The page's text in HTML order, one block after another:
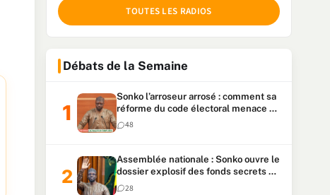
TOUTES LES RADIOS
Débats de la Semaine
Sonko l’arroseur arrosé : comment sa
réforme du code électoral menace sa
candidature
48
Assemblée nationale : Sonko ouvre le
dossier explosif des fonds secrets et
du patrimoine présidentiel
28